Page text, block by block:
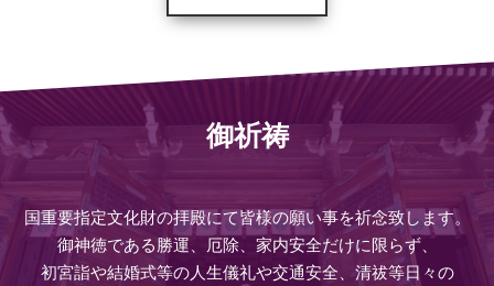
御祈祷
国重要指定文化財の拝殿にて皆様の願い事を祈念致します。
御神徳である勝運、厄除、家内安全だけに限らず、
初宮詣や結婚式等の人生儀礼や交通安全、清祓等日々の